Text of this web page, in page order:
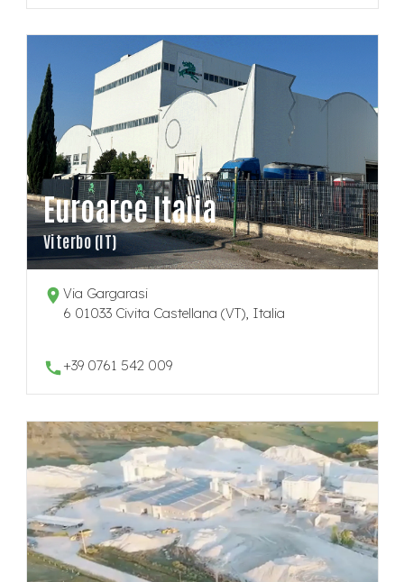
Euroarce Italia
Viterbo (IT)
Via Gargarasi
6 01033 Civita Castellana (VT), Italia
+39 0761 542 009